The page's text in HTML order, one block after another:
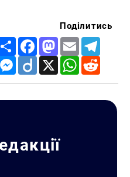
Поділитись
Share FacebookMastodon
Email
Messenger
Diigo X WhatsApp